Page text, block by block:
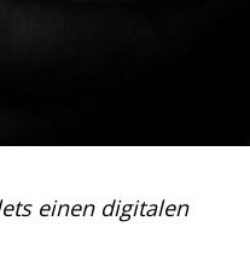
einen digitalen